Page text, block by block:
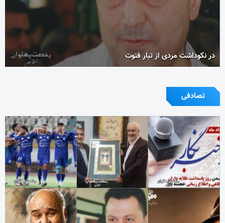
در نکوداشت مردی از تبار فتوت
تصادفی